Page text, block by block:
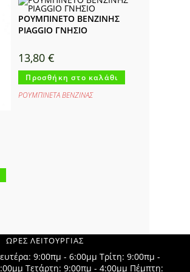
ΡΟΥΜΠΙΝΕΤΟ ΒΕΝΖΙΝΗΣ
PIAGGIO ΓΝΗΣΙΟ
13,80€
Προσθήκη στο καλάθι
ΡΟΥΜΠΙΝΕΤΑ ΒΕΝΖΙΝΑΣ
ΩΡΕΣ ΛΕΙΤΟΥΡΓΙΑΣ
9:00πμ - 6:00μμ Τρίτη: 9:00πμ -
Τετάρτη: 9:00πμ - 4:00μμ Πέμπτη: